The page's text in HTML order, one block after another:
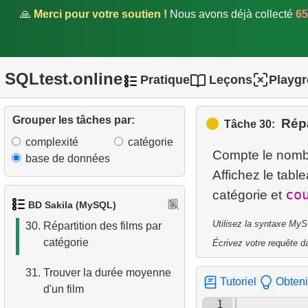
🙏 Merci pour votre soutien ! Nous avons déjà collecté
SQLtest.online Pratique Leçons
Grouper les tâches par:
complexité
catégorie
base de données
BD Sakila (MySQL)
acteur
"FRONTIER CABIN"
27.Films où HENRY BERRY
n'a pas participé
acteur
29.Acteurs plus populaires
30. Répartition des films par
catégorie
31. Trouver la durée moyenne
d'un film
Tâche 30:
Compte le
Affichez le
catégorie et
Utilisez la syntaxe
Écrivez votre requête
Tutoriel
1